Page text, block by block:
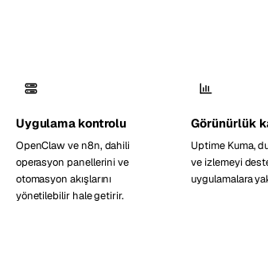
Uygulama kontrolu
OpenClaw ve n8n, dahili
operasyon panellerini ve
otomasyon akışlarını
yönetilebilir hale getirir.
Görünürlük
Uptime Kuma,
ve izlemeyi
uygulamalara